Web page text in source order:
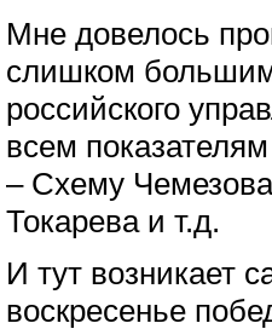
Мне довелось
слишком
российского
всем
– Схему
Токарева и т.д.
И тут возникает
воскресенье